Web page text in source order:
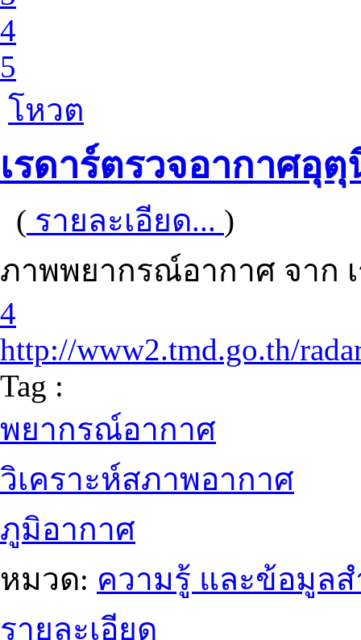
4
5
โหวต
เรดาร์ตรวจอากาศอุ
( รายละเอียด... )
ภาพพยากรณ์อากาศ จาก
4
http://www2.tmd.go.th/
Tag :
พยากรณ์อากาศ
วิเคราะห์สภาพอากาศ
ภูมิอากาศ
หมวด: ความรู้ และข้อมูล
รายละเอียด